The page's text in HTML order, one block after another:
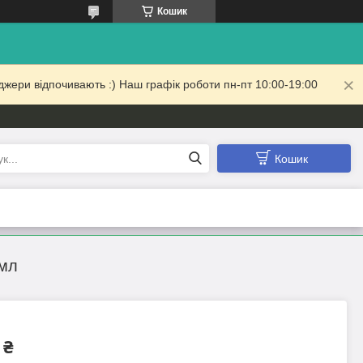
Кошик
відпочивають :) Наш графік роботи пн-пт 10:00-19:00
Кошик